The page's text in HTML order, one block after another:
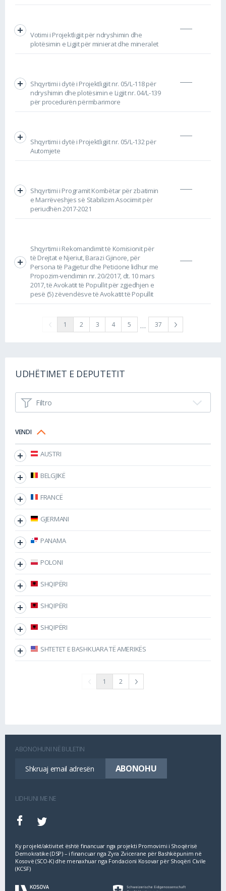
Votimi i Projektligjit për ndryshimin dhe
plotësimin e Ligjit për minierat dhe mineralet
Shqyrtimi i dytë i Projektligjit nr. 05/L-118 për
ndryshimin dhe plotësimin e Ligjit nr. 04/L-139
për procedurën përmbarimore
Shqyrtimi i dytë i Projektligjit nr. 05/L-132 për
Automjete
Shqyrtimi i Programit Kombëtar për zbatimin
e Marrëveshjes së Stabilizim Asociimit për
periudhën 2017-2021
Shqyrtimi i Rekomandimit të Komisionit për
të Drejtat e Njeriut, Barazi Gjinore, për
Persona të Pagjetur dhe Peticione lidhur me
Propozim-vendimin nr. 20/2017, dt. 10 mars
2017, të Avokatit të Popullit për zgjedhjen e
pesë (5) zëvendësve të Avokatit të Popullit
1 2 3 4 5 … 37
UDHËTIMET E DEPUTETIT
Filtro
VENDI
AUSTRI
BELGJIKË
FRANCË
GJERMANI
PANAMA
POLONI
SHQIPËRI
SHQIPËRI
SHQIPËRI
SHTETET E BASHKUARA TË AMERIKËS
1 2
ABONOHUNI NË BULETIN
LIDHUNI ME NE
Ky projekt/aktivitet është financuar nga projekti Promovimi i Shoqërisë
Demokratike (DSP) – i financuar nga Zyra Zvicerane për Bashkëpunim në
Kosovë (SCO‐K) dhe menaxhuar nga Fondacioni Kosovar për Shoqëri Civile
(KCSF)